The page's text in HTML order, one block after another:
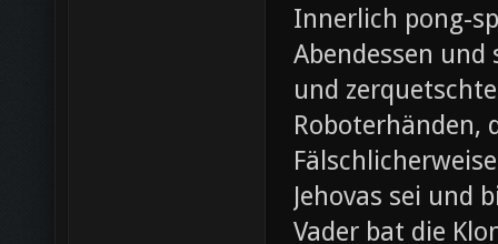
Innerlich pong-
Abendessen
und
Roboterhänden,
Jehovas sei und
Vader bat die